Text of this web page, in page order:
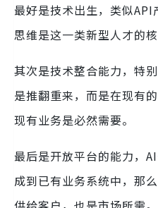
最好是技术出生，类似
思维是这一类新型人才的核
其次是技术整合能力，特
是推翻重来，而是在现有
现有业务是必然需要。
最后是开放平台的能力，
成到已有业务系统中，那